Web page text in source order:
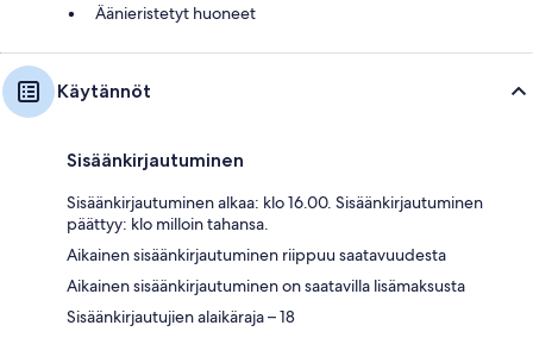
Äänieristetyt huoneet
Käytännöt
Sisäänkirjautuminen
Sisäänkirjautuminen alkaa: klo 16.00. Sisäänkirjautuminen
päättyy: klo milloin tahansa.
Aikainen sisäänkirjautuminen riippuu saatavuudesta
Aikainen sisäänkirjautuminen on saatavilla lisämaksusta
Sisäänkirjautujien alaikäraja – 18